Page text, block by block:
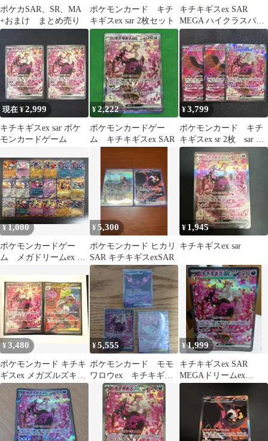
ポケカSAR、SR、MA
+おまけ まとめ売り
ポケモンカード キチ
キギスex sar 2枚セット
キチキギスex SAR
MEGA ハイクラスパッ
ク MEGAドリームex キ
ラ…
現在 ¥2,999
キチキギスex sar ポケ
モンカードゲーム
¥2,222
ポケモンカードゲー
ム キチキギスex SAR
¥3,799
ポケモンカード キチ
キギスex sr 2枚 sar 1
枚 244/193
¥1,000
ポケモンカードゲー
ム メガドリームex RR
¥5,300
ポケモンカード ヒカリ
SAR キチキギスexSAR
¥ 1,945
キチキギスex sar
¥3,480
ポケモンカード キチキ
ギスex メガズルズキン
ex SAR 2枚セット
¥5,555
ポケモンカード モモ
ワロウex キチキギス
ex メガディアンシー
ex sar
¥1,999
キチキギスex SAR
MEGAドリームex
244/193